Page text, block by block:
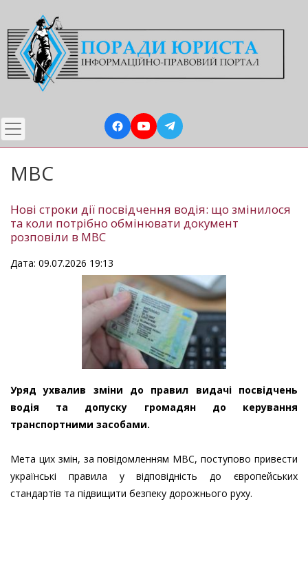
до
основного
вмісту
МВС
Нові строки дії посвідчення водія: що змінилося
та коли потрібно обмінювати документ
розповіли в МВС
Дата: 09.07.2026 19:13
Уряд ухвалив зміни до правил видачі посвідчень
водія та допуску громадян до керування
транспортними засобами.
Мета цих змін, за повідомленням МВС, поступово привести
українські правила у відповідність до європейських
стандартів та підвищити безпеку дорожнього руху.